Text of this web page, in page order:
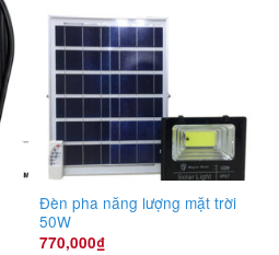
Đèn pha năng lượng mặt trời
50W
770,000₫